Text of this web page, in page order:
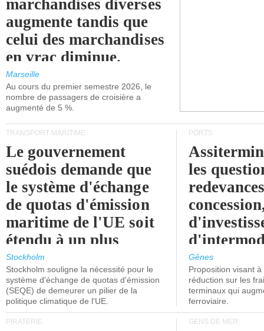
marchandises diverses
augmente tandis que
celui des marchandises
en vrac diminue.
Marseille
Au cours du premier semestre 2026, le
nombre de passagers de croisière a
augmenté de 5 %.
TRANSPORT MARITIME
Le gouvernement
suédois demande que
le système d'échange
de quotas d'émission
maritime de l'UE soit
étendu à un plus
grand nombre de
navires.
Stockholm
Stockholm souligne la nécessité pour le
système d'échange de quotas d'émission
(SEQE) de demeurer un pilier de la
politique climatique de l'UE.
PORTS
les
l'attention
politiciens.
Gênes
Proposition visant
réduction sur les
terminaux qui
ferroviaire.
PIRATERIE GENS DE MER